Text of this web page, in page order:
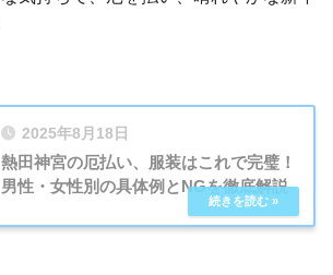
2025年8月18日
熱田神宮の厄払い、服装はこれで完璧！
男性・女性別の具体例とNGを徹底解説